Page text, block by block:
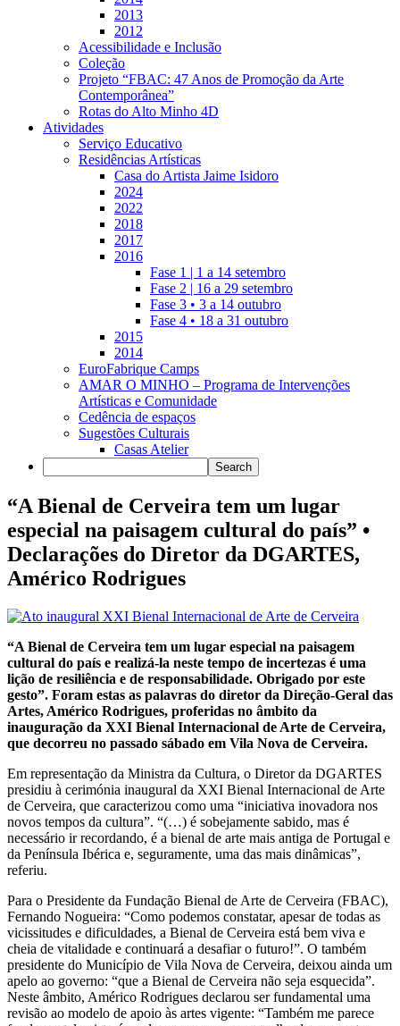
2013
2012
Acessibilidade e Inclusão
Coleção
Projeto “FBAC: 47 Anos de Promoção da Arte
Contemporânea”
Rotas do Alto Minho 4D
Atividades
Serviço Educativo
Residências Artísticas
Casa do Artista Jaime Isidoro
2024
2022
2018
2017
2016
Fase 1 | 1 a 14 setembro
Fase 2 | 16 a 29 setembro
Fase 3 • 3 a 14 outubro
Fase 4 • 18 a 31 outubro
2015
2014
EuroFabrique Camps
AMAR O MINHO – Programa de Intervenções
Artísticas e Comunidade
Cedência de espaços
Sugestões Culturais
Casas Atelier
“A Bienal de Cerveira tem um lugar
especial na paisagem cultural do país” •
Declarações do Diretor da DGARTES,
Américo Rodrigues
“A Bienal de Cerveira tem um lugar especial na paisagem
cultural do país e realizá-la neste tempo de incertezas é uma
lição de resiliência e de responsabilidade. Obrigado por este
gesto”. Foram estas as palavras do diretor da Direção-Geral das
Artes, Américo Rodrigues, proferidas no âmbito da
inauguração da XXI Bienal Internacional de Arte de Cerveira,
que decorreu no passado sábado em Vila Nova de Cerveira.
Em representação da Ministra da Cultura, o Diretor da DGARTES
presidiu à cerimónia inaugural da XXI Bienal Internacional de Arte
de Cerveira, que caracterizou como uma “iniciativa inovadora nos
novos tempos da cultura”. “(…) é sobejamente sabido, mas é
necessário ir recordando, é a bienal de arte mais antiga de Portugal e
da Península Ibérica e, seguramente, uma das mais dinâmicas”,
referiu.
Para o Presidente da Fundação Bienal de Arte de Cerveira (FBAC),
Fernando Nogueira: “Como podemos constatar, apesar de todas as
vicissitudes e dificuldades, a Bienal de Cerveira está bem viva e
cheia de vitalidade e continuará a desafiar o futuro!”. O também
presidente do Município de Vila Nova de Cerveira, deixou ainda um
apelo ao governo: “que a Bienal de Cerveira não seja esquecida”.
Neste âmbito, Américo Rodrigues declarou ser fundamental uma
revisão ao modelo de apoio às artes vigente: “Também me parece